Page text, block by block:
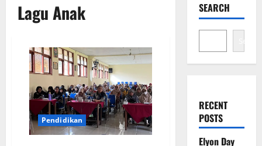
Lagu Anak
Pendidikan
SEARCH
Search
RECENT
POSTS
Elyon Day